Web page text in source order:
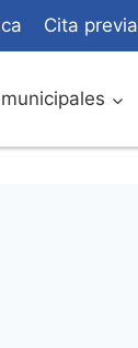
Cita previa